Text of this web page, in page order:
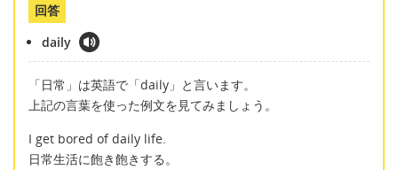
回答
daily
「日常」は英語で「daily」と言います。
上記の言葉を使った例文を見てみましょう。
I get bored of daily life.
日常生活に飽き飽きする。